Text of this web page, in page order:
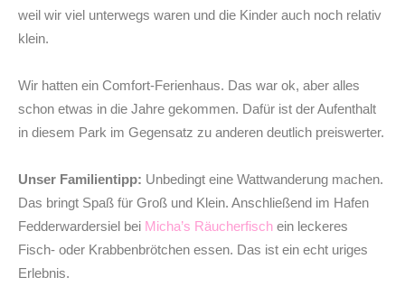
weil wir viel unterwegs waren und die Kinder auch noch relativ
klein.
Wir hatten ein Comfort-Ferienhaus. Das war ok, aber alles
schon etwas in die Jahre gekommen. Dafür ist der Aufenthalt
in diesem Park im Gegensatz zu anderen deutlich preiswerter.
Unser Familientipp: Unbedingt eine Wattwanderung machen.
Das bringt Spaß für Groß und Klein. Anschließend im Hafen
Fedderwardersiel bei Micha’s Räucherfisch ein leckeres
Fisch- oder Krabbenbrötchen essen. Das ist ein echt uriges
Erlebnis.